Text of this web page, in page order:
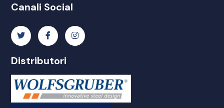
Canali Social
Distributori